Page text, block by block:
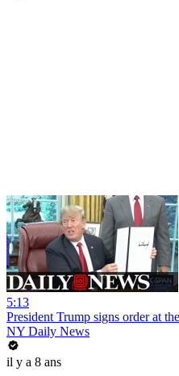
5:13
President Trump signs order at
NY Daily News
il y a 8 ans